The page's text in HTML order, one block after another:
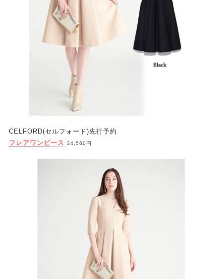
CELFORD(セルフォード)先行予約
フレアワンピース
34,560円